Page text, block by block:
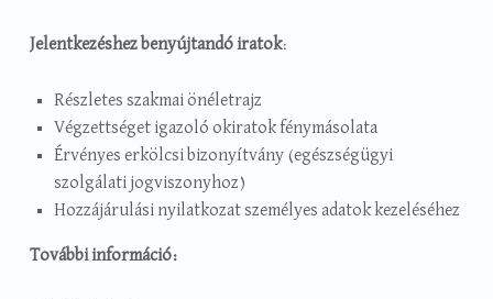
Jelentkezéshez benyújtandó iratok:
Részletes szakmai önéletrajz
Végzettséget igazoló okiratok fénymásolata
Érvényes erkölcsi bizonyítvány (egészségügyi
szolgálati jogviszonyhoz)
Hozzájárulási nyilatkozat személyes adatok kezeléséhez
További információ: